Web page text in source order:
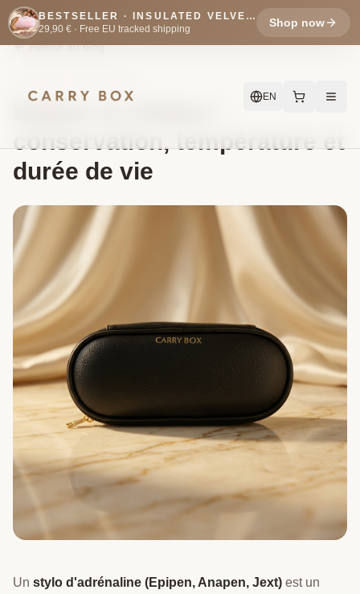
BESTSELLER · INSULATED VELVET POUCH
29,90 € · Free EU tracked shipping Shop now
EN
Retour au blog
conservation, température et
durée de vie
Un stylo d'adrénaline (Epipen, Anapen, Jext) est un